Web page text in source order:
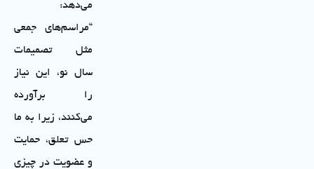
می‌دهد:
“مراسم‌های جمعی
مثل تصمیمات
سال نو، این نیاز
را برآورده
می‌کنند، زیرا به ما
حس تعلق، حمایت
و عضویت در چیزی